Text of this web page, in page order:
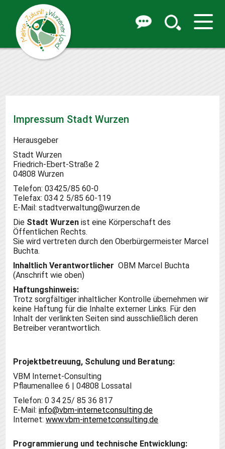
Impressum Stadt Wurzen
Herausgeber
Stadt Wurzen
Friedrich-Ebert-Straße 2
04808 Wurzen
Telefon: 03425/85 60-0
Telefax: 034 2 5/85 60-119
E-Mail: stadtverwaltung@wurzen.de
Die Stadt Wurzen ist eine Körperschaft des
Öffentlichen Rechts.
Sie wird vertreten durch den Oberbürgermeister Marcel
Buchta.
Inhaltlich Verantwortlicher OBM Marcel Buchta
(Anschrift wie oben)
Haftungshinweis:
Trotz sorgfältiger inhaltlicher Kontrolle übernehmen wir
keine Haftung für die Inhalte externer Links. Für den
Inhalt der verlinkten Seiten sind ausschließlich deren
Betreiber verantwortlich.
Projektbetreuung, Schulung und Beratung:
VBM Internet-Consulting
Pflaumenallee 6 | 04808 Lossatal
Telefon: 0 34 25/ 85 36 817
E-Mail:info@vbm-internetconsulting.de
Internet:www.vbm-internetconsulting.de
Programmierung und technische Entwicklung: